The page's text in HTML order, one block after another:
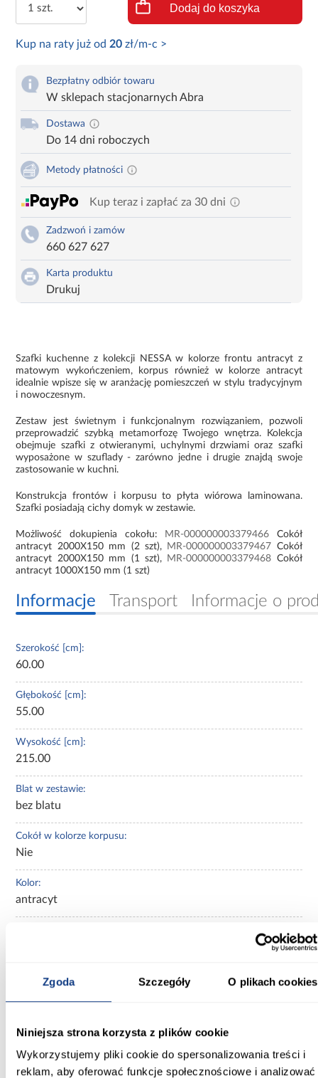
Zgoda Szczegóły O plikach cookies
Niniejsza strona korzysta z plików cookie
Wykorzystujemy pliki cookie do spersonalizowania treści i
reklam, aby oferować funkcje społecznościowe i analizować
Dodaj do koszyka
Kup na raty już od 20 zł/m-c >
Bezpłatny odbiór towaru
W sklepach stacjonarnych Abra
Dostawa
Do 14 dni roboczych
Metody płatności
Kup teraz i zapłać za 30 dni
Zadzwoń i zamów
660 627 627
Karta produktu
Drukuj
Szafki kuchenne z kolekcji NESSA w kolorze frontu antracyt z
matowym wykończeniem, korpus również w kolorze antracyt
idealnie wpisze się w aranżację pomieszczeń w stylu tradycyjnym
i nowoczesnym.
Zestaw jest świetnym i funkcjonalnym rozwiązaniem, pozwoli
przeprowadzić szybką metamorfozę Twojego wnętrza. Kolekcja
obejmuje szafki z otwieranymi, uchylnymi drzwiami oraz szafki
wyposażone w szuflady - zarówno jedne i drugie znajdą swoje
zastosowanie w kuchni.
Konstrukcja frontów i korpusu to płyta wiórowa laminowana.
Szafki posiadają cichy domyk w zestawie.
Możliwość dokupienia cokołu: MR-000000003379466 Cokół
antracyt 2000X150 mm (2 szt),
MR-000000003379467 Cokół
antracyt 2000X150 mm (1 szt),
MR-000000003379468 Cokół
antracyt 1000X150 mm (1 szt)
Informacje Transport Informacje o
Szerokość [cm]:
60.00
Głębokość [cm]:
55.00
Wysokość [cm]:
215.00
Blat w zestawie:
bez blatu
Cokół w kolorze korpusu:
Nie
Kolor:
antracyt
Ilość szuflad:
Nessa
Nogi: